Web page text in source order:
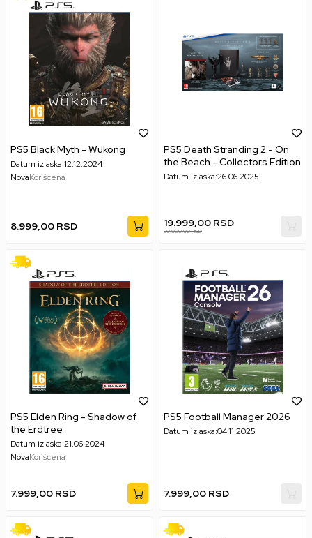
PS5 Black Myth - Wukong
Datum izlaska:12.12.2024
NovaKorišćena
8.999,00 RSD
PS5 Death Stranding 2 - On
the Beach - Collectors Edition
Datum izlaska:26.06.2025
19.999,00 RSD
30.999,00 RSD
PS5 Elden Ring - Shadow of
the Erdtree
Datum izlaska:21.06.2024
NovaKorišćena
7.999,00 RSD
PS5 Football Manager 2026
Datum izlaska:04.11.2025
7.999,00 RSD